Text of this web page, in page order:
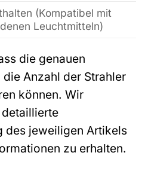
(Kompatibel mit
Leuchtmitteln)
die genauen
Anzahl der Strahler
können. Wir
des jeweiligen Artikels
zu erhalten.